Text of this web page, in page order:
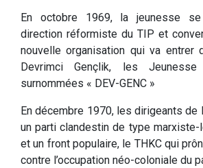
En octobre 1969, la jeunesse
direction réformiste du TIP et
nouvelle organisation qui va entrer
Devrimci Gençlik, les Jeunesse
surnommées « DEV-GENC »
En décembre 1970, les dirigeants de
un parti clandestin de type marxiste-
et un front populaire, le THKC qui
contre l’occupation néo-coloniale du